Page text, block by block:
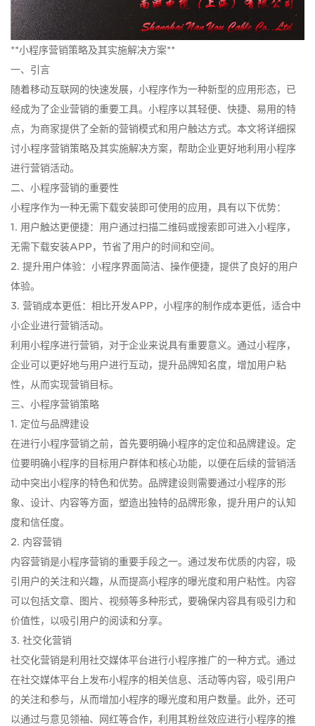
**小程序营销策略及其实施解决方案**
一、引言
随着移动互联网的快速发展，小程序作为一种新型的应用形态，已
经成为了企业营销的重要工具。小程序以其轻便、快捷、易用的特
点，为商家提供了全新的营销模式和用户触达方式。本文将详细探
讨小程序营销策略及其实施解决方案，帮助企业更好地利用小程序
进行营销活动。
二、小程序营销的重要性
小程序作为一种无需下载安装即可使用的应用，具有以下优势：
1. 用户触达更便捷：用户通过扫描二维码或搜索即可进入小程序，
无需下载安装APP，节省了用户的时间和空间。
2. 提升用户体验：小程序界面简洁、操作便捷，提供了良好的用户
体验。
3. 营销成本更低：相比开发APP，小程序的制作成本更低，适合中
小企业进行营销活动。
利用小程序进行营销，对于企业来说具有重要意义。通过小程序，
企业可以更好地与用户进行互动，提升品牌知名度，增加用户粘
性，从而实现营销目标。
三、小程序营销策略
1. 定位与品牌建设
在进行小程序营销之前，首先要明确小程序的定位和品牌建设。定
位要明确小程序的目标用户群体和核心功能，以便在后续的营销活
动中突出小程序的特色和优势。品牌建设则需要通过小程序的形
象、设计、内容等方面，塑造出独特的品牌形象，提升用户的认知
度和信任度。
2. 内容营销
内容营销是小程序营销的重要手段之一。通过发布优质的内容，吸
引用户的关注和兴趣，从而提高小程序的曝光度和用户粘性。内容
可以包括文章、图片、视频等多种形式，要确保内容具有吸引力和
价值性，以吸引用户的阅读和分享。
3. 社交化营销
社交化营销是利用社交媒体平台进行小程序推广的一种方式。通过
在社交媒体平台上发布小程序的相关信息、活动等内容，吸引用户
的关注和参与，从而增加小程序的曝光度和用户数量。此外，还可
以通过与意见领袖、网红等合作，利用其粉丝效应进行小程序的推